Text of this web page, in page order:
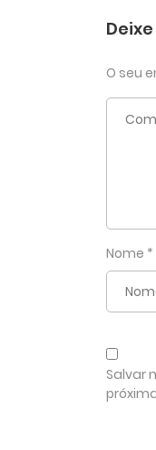
O seu
Nome *
Salvar